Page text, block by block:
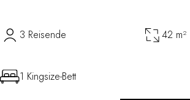
3 Reisende 42 m²
1 Kingsize-Bett